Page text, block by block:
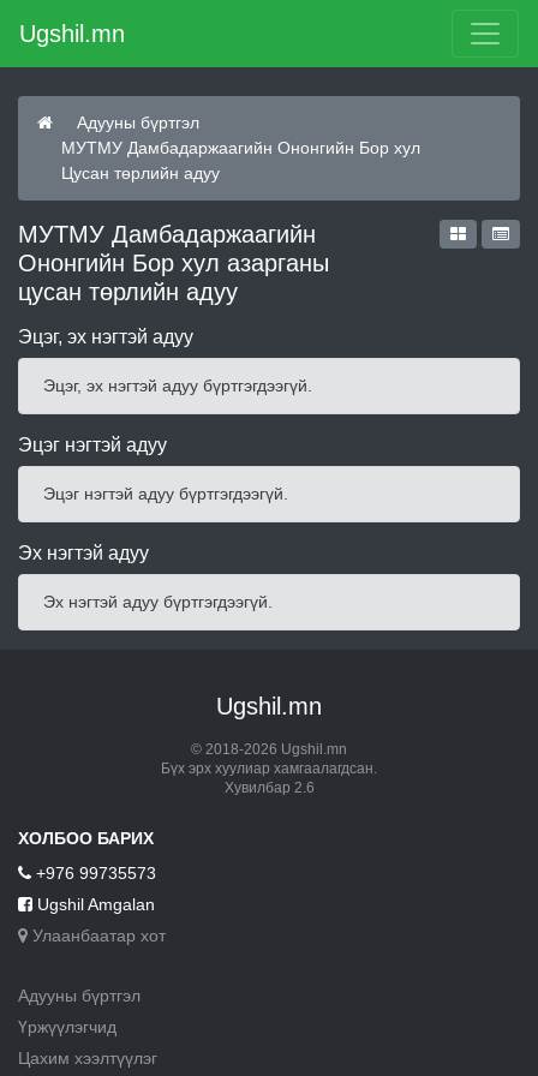
Ugshil.mn
Адууны бүртгэл
МУТМУ Дамбадаржаагийн Ононгийн Бор хул
Цусан төрлийн адуу
МУТМУ Дамбадаржаагийн
Ононгийн Бор хул азарганы
цусан төрлийн адуу
Эцэг, эх нэгтэй адуу
Эцэг, эх нэгтэй адуу бүртгэгдээгүй.
Эцэг нэгтэй адуу
Эцэг нэгтэй адуу бүртгэгдээгүй.
Эх нэгтэй адуу
Эх нэгтэй адуу бүртгэгдээгүй.
Ugshil.mn
© 2018-2026 Ugshil.mn
Бүх эрх хуулиар хамгаалагдсан.
Хувилбар 2.6
ХОЛБОО БАРИХ
+976 99735573
Ugshil Amgalan
Улаанбаатар хот
Адууны бүртгэл
Үржүүлэгчид
Цахим хээлтүүлэг